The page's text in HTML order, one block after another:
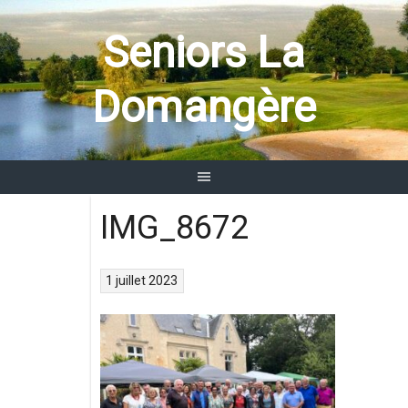
Aller
au
contenu
Seniors La
Domangère
IMG_8672
1 juillet 2023